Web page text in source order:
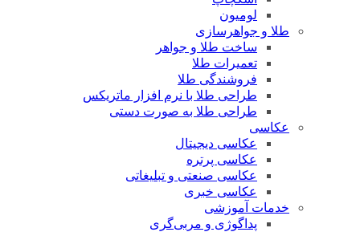
لومیون
طلا و جواهرسازی
ساخت طلا و جواهر
تعمیرات طلا
فروشندگی طلا
طراحی طلا با نرم افزار ماتریکس
طراحی طلا به صورت دستی
عکاسی
عکاسی دیجیتال
عکاسی پرتره
عکاسی صنعتی و تبلیغاتی
عکاسی خبری
خدمات آموزشی
پداگوژی و مربی‌گری